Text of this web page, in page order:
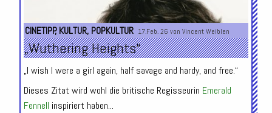
CINETIPP,KULTUR, POPKULTUR 17.Feb. 26 von Vincent Weiblen
„Wuthering Heights“
„I wish I were a girl again, half savage and hardy, and free.“
Dieses Zitat wird wohl die britische Regisseurin Emerald
Fennell inspiriert haben...